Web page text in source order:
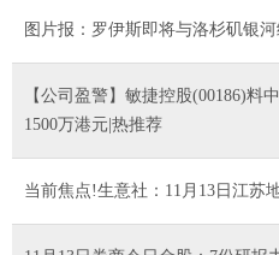
图片报：罗伊斯即将与洛杉矶银
【公司盈警】敏捷控股(00186)料
1500万港元|热推荐
当前焦点!生意社：11月13日江苏